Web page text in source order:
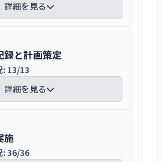
職員への共有事項の例と
表会の職員共有」があ
検討および、変更内容
す。また、保護者に知ら
更例として「週の予
ラス会議で検討し、年
ス保護者会で周知して
や「職員の安全危機管
を優先度が高い課題と
す。そのような課題の所
て、5年を単位とした長
います。単年度の計画
月に園長・主任を中心
内サーバーに保管する
度準備の全体共有の場
説明しています。また、
われる事例が生じた際に
ンター・児童相談所な
しています。
示や「みんなのひろば」
地域との接点を設けてい
施設となるよう、全体
職員会議・危機管理研
災害などが発生した際
・軽微事故報告書・ヒ
書などに記録していま
発生要因を安全会議で分
策を玄関掲示により利
います。
を定め、文書や電子デー
研修内容は研修報告書
書の回覧や研修報告に
共有しています。職員一
きや工夫を生かすた
交換を行うほか、小さ
ディスカッションなどを
や研修の中で発言を促
の成果として、保育室・
備を行うなど、サービ
つなげています。また、
もの人権・自立性を大事に
を園内研修の課題として
を期限とする計画を立てて
みにあたっては、園長・主
保育を一緒に行うことで現
く把握するなどの工夫を
、あわせて担任間で活発
きるようになるなどの成
ます。目標の達成度は
保育内容を紹介してい
フレットには、「法人
保育目標・目指す子ど
ープログラム」などの
ています。リーフレット
頁で構成され、写真や
しながら園が大切にし
かりやすく紹介してい
ームページには、園の
詳細を見る
を行い、利用開始の準
者に説明し、同意を得
は、入園のしおり・児
調査表などの資料を用
録と計画策定
: 13/13
詳細を見る
絡帳機能を活用し、保護
施
: 36/36